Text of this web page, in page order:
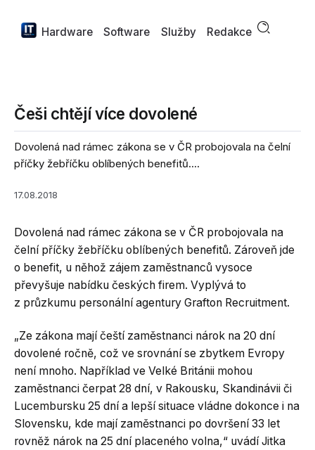
Hardware Software Služby Redakce
Češi chtějí více dovolené
Dovolená nad rámec zákona se v ČR probojovala na čelní
příčky žebříčku oblíbených benefitů....
17.08.2018
Dovolená nad rámec zákona se v ČR probojovala na
čelní příčky žebříčku oblíbených benefitů. Zároveň jde
o benefit, u něhož zájem zaměstnanců vysoce
převyšuje nabídku českých firem. Vyplývá to
z průzkumu personální agentury Grafton Recruitment.
„Ze zákona mají čeští zaměstnanci nárok na 20 dní
dovolené ročně, což ve srovnání se zbytkem Evropy
není mnoho. Například ve Velké Británii mohou
zaměstnanci čerpat 28 dní, v Rakousku, Skandinávii či
Lucembursku 25 dní a lepší situace vládne dokonce i na
Slovensku, kde mají zaměstnanci po dovršení 33 let
rovněž nárok na 25 dní placeného volna,“ uvádí Jitka